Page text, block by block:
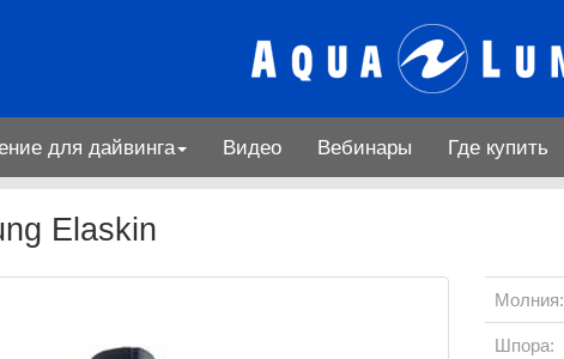
для дайвинга Видео Вебинары Где купить
Elaskin
Молния:
Шпора: